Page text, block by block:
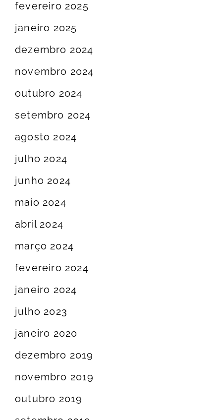
fevereiro 2025
janeiro 2025
dezembro 2024
novembro 2024
outubro 2024
setembro 2024
agosto 2024
julho 2024
junho 2024
maio 2024
abril 2024
março 2024
fevereiro 2024
janeiro 2024
julho 2023
janeiro 2020
dezembro 2019
novembro 2019
outubro 2019